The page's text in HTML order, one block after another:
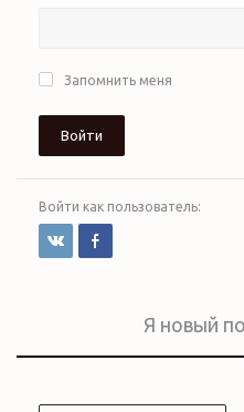
Запомнить меня
Войти
Войти как пользователь:
Я новый